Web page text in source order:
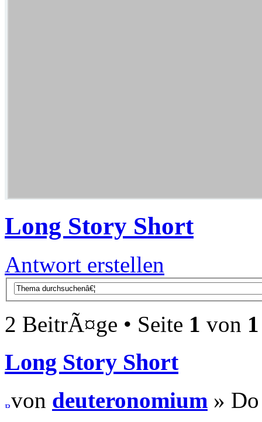
Long Story Short
Antwort erstellen
2 BeitrÃ¤ge • Seite 1 von 1
Long Story Short
von deuteronomium »